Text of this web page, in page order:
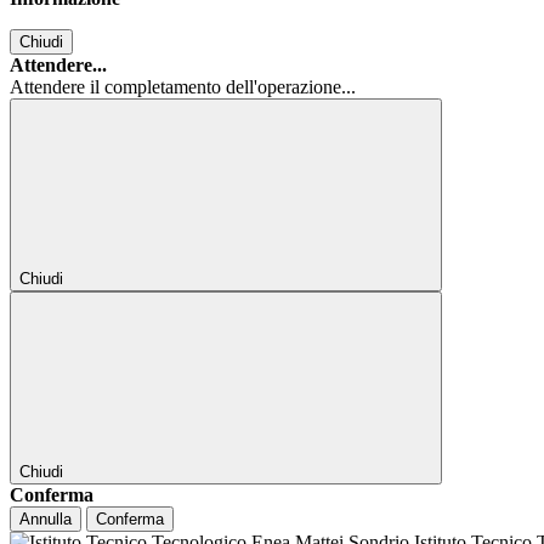
Chiudi
Attendere...
Attendere il completamento dell'operazione...
Chiudi
Chiudi
Conferma
Annulla Conferma